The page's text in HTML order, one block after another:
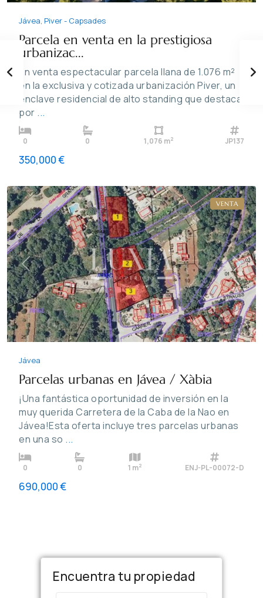
Jávea, Piver - Capsades
Parcela en venta en la prestigiosa
urbanizac...
En venta espectacular parcela llana de 1.076 m²
en la exclusiva y cotizada urbanización Piver, un
enclave residencial de alto standing que destaca
por ...
0 0 1,076 m2 JP137
350,000 €
Previous Next
VENTA
Jávea
Parcelas urbanas en Jávea / Xàbia
¡Una fantástica oportunidad de inversión en la
muy querida Carretera de la Caba de la Nao en
Jávea!Esta oferta incluye tres parcelas urbanas
en una so ...
0 0 1 m2 ENJ-PL-00072-D
690,000 €
Encuentra tu propiedad